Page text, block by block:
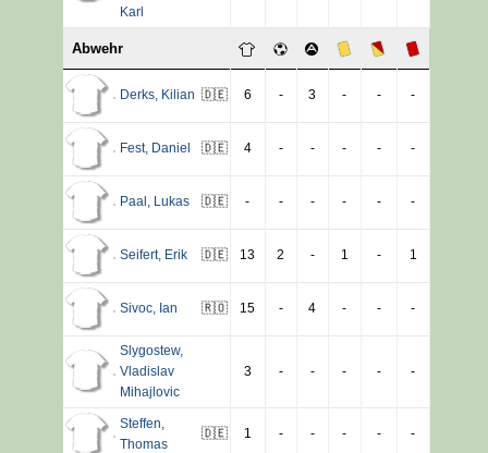
Karl
Abwehr
Derks, Kilian 🇩🇪 6 - 3 - - -
Fest, Daniel 🇩🇪 4 - - - - -
Paal Lukas 🇩🇪 - - - - - -
Seifert, Erik 🇩🇪 13 2 - 1 - 1
Sivoc, Ian 🇷🇴 15 - 4 - - -
Slygostew,
Vladislav
Mihajlovic
3 - - - - -
Steffen
Thomas
🇩🇪 1 - - - - -